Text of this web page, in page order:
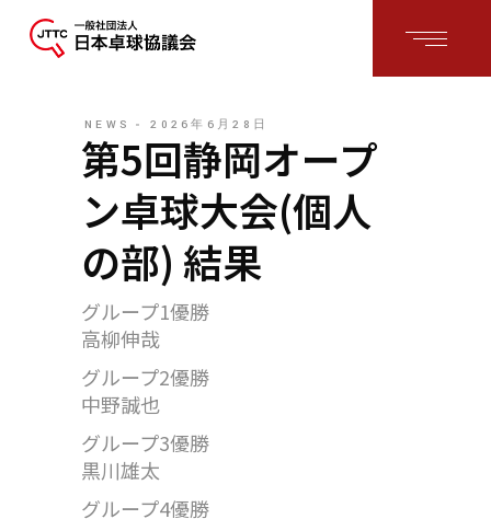
NEWS 2026年6月28日
第5回静岡オープ
ン卓球大会(個人
の部) 結果
グループ1優勝
高柳伸哉
グループ2優勝
中野誠也
グループ3優勝
黒川雄太
グループ4優勝